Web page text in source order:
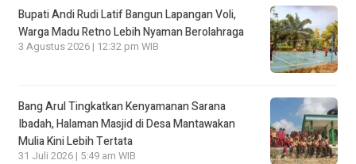
Bupati Andi Rudi Latif Bangun Lapangan Voli,
Warga Madu Retno Lebih Nyaman Berolahraga
3 Agustus 2026 | 12:32 pm WIB
Bang Arul Tingkatkan Kenyamanan Sarana
Ibadah, Halaman Masjid di Desa Mantawakan
Mulia Kini Lebih Tertata
31 Juli 2026 | 5:49 am WIB